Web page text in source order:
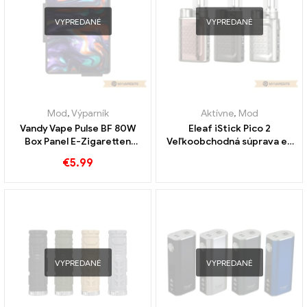
VYPREDANÉ
Mod,Výparník
Vandy Vape Pulse BF 80W
Box Panel E-Zigaretten
€5.99
VYPREDANÉ
Aktívne, Mod
Eleaf iStick Pico 2
Veľkoobchodná súprava e-
VYPREDANÉ VYPREDANÉ